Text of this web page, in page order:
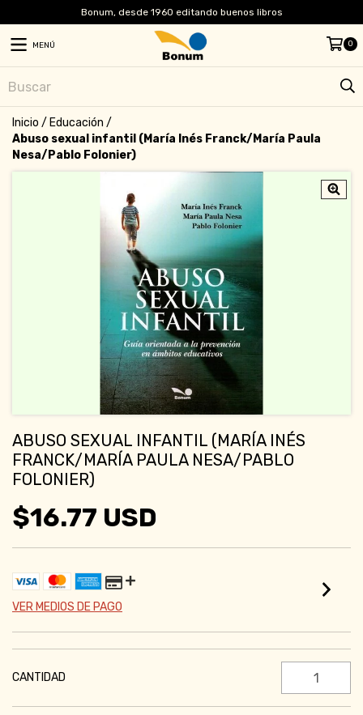
Bonum, desde 1960 editando buenos libros
MENÚ 0
Inicio / Educación /
Abuso sexual infantil (María Inés Franck/María Paula
Nesa/Pablo Folonier)
ABUSO SEXUAL INFANTIL (MARÍA INÉS
FRANCK/MARÍA PAULA NESA/PABLO
FOLONIER)
$16.77 USD
VER MEDIOS DE PAGO
CANTIDAD